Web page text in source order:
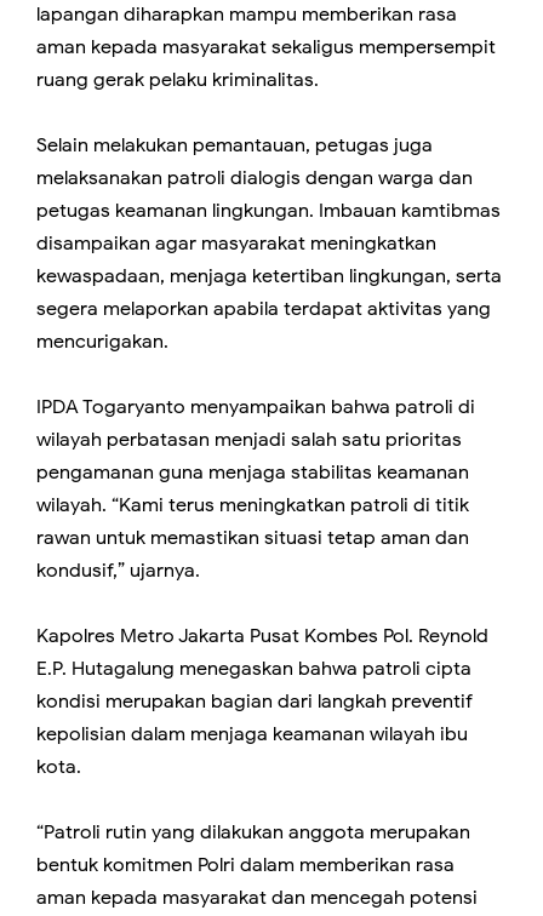
lapangan diharapkan mampu memberikan rasa
aman kepada masyarakat sekaligus mempersempit
ruang gerak pelaku kriminalitas.
Selain melakukan pemantauan, petugas juga
melaksanakan patroli dialogis dengan warga dan
petugas keamanan lingkungan. Imbauan kamtibmas
disampaikan agar masyarakat meningkatkan
kewaspadaan, menjaga ketertiban lingkungan, serta
segera melaporkan apabila terdapat aktivitas yang
mencurigakan.
IPDA Togaryanto menyampaikan bahwa patroli di
wilayah perbatasan menjadi salah satu prioritas
pengamanan guna menjaga stabilitas keamanan
wilayah. “Kami terus meningkatkan patroli di titik
rawan untuk memastikan situasi tetap aman dan
kondusif,” ujarnya.
Kapolres Metro Jakarta Pusat Kombes Pol. Reynold
E.P. Hutagalung menegaskan bahwa patroli cipta
kondisi merupakan bagian dari langkah preventif
kepolisian dalam menjaga keamanan wilayah ibu
kota.
“Patroli rutin yang dilakukan anggota merupakan
bentuk komitmen Polri dalam memberikan rasa
aman kepada masyarakat dan mencegah potensi